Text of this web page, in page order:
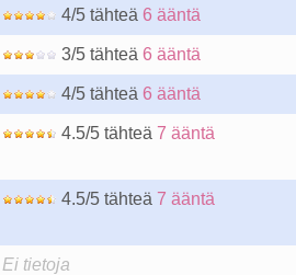
4/5 tähteä 6 ääntä
3/5 tähteä 6 ääntä
4/5 tähteä 6 ääntä
4.5/5 tähteä 7 ääntä
4.5/5 tähteä 7 ääntä
Ei tietoja